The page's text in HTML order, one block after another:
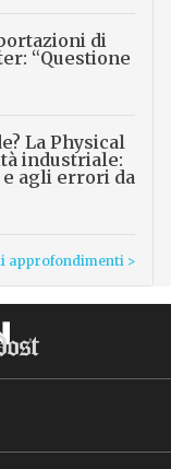
di
“Questione
La Physical
industriale:
agli errori da
approfondimenti >